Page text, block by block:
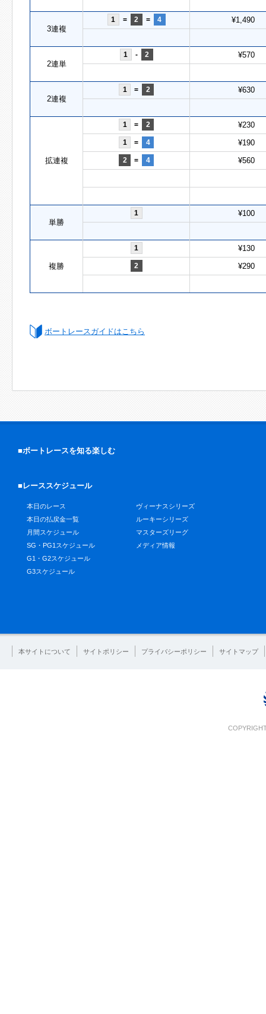
3連複
1 = 2 = 4 ¥1,490
2連単
1 - 2 ¥570
2連複
1 = 2 ¥630
拡連複
1 = 2 ¥230
1 = 4 ¥190
2 = 4 ¥560
単勝
1 ¥100
複勝
1 ¥130
2 ¥290
ボートレースガイドはこちら
■ボートレースを知る楽しむ
■レーススケジュール
本日のレース
本日の払戻金一覧
月間スケジュール
SG・PG1スケジュール
G1・G2スケジュール
G3スケジュール
ヴィーナスシリーズ
ルーキーシリーズ
マスターズリーグ
メディア情報
本サイトについて サイトポリシー プライバシーポリシー サイトマップ